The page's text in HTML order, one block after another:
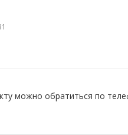
можно обратиться по